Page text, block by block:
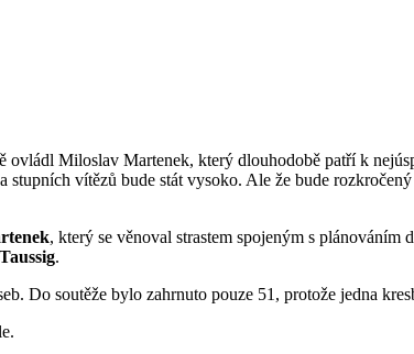
ovládl Miloslav Martenek, který dlouhodobě patří k
vítězů bude stát vysoko. Ale že bude
, který se věnoval strastem spojeným s
.
Do soutěže bylo zahrnuto pouze 51, protože jedna